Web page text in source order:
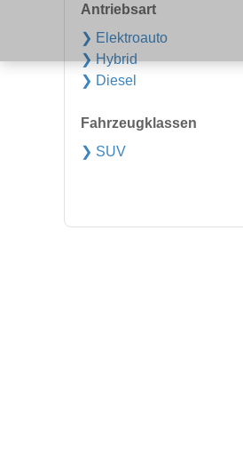
Antriebsart
❯ Elektroauto
❯ Hybrid
❯ Diesel
Fahrzeugklassen
❯ SUV